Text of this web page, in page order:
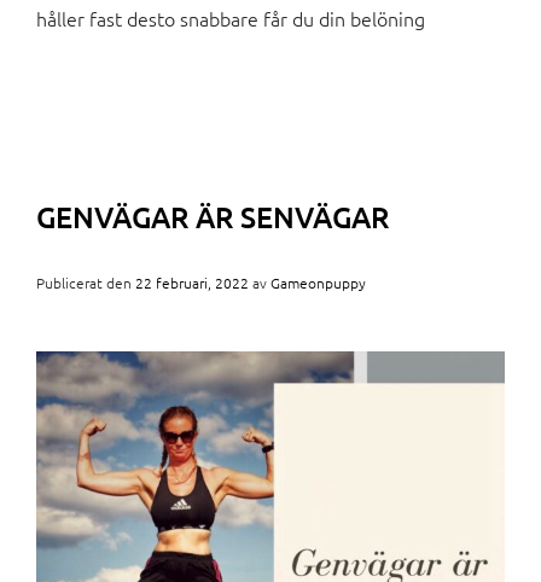
håller fast desto snabbare får du din belöning
GENVÄGAR ÄR SENVÄGAR
Publicerat den 22 februari, 2022 avGameonpuppy